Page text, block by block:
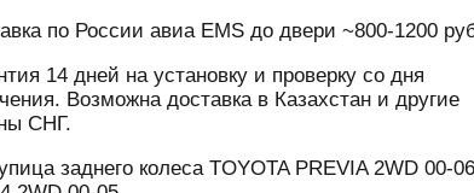
по России авиа EMS до двери ~800-1200
14 дней на установку и проверку со дня
Возможна доставка в Казахстан и другие
СНГ.